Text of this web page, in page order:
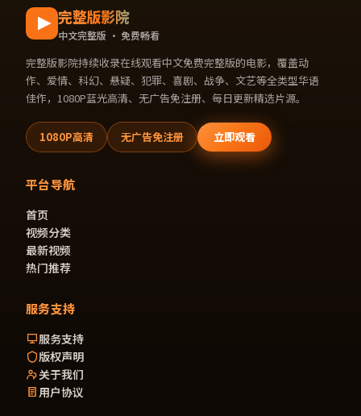
完整版影院
中文完整版 · 免费畅看
完整版影院持续收录在线观看中文免费完整版的电影，覆盖动
作、爱情、科幻、悬疑、犯罪、喜剧、战争、文艺等全类型华语
佳作，1080P蓝光高清、无广告免注册、每日更新精选片源。
1080P高清 无广告免注册 立即观看
平台导航
首页
视频分类
最新视频
热门推荐
服务支持
服务支持
版权声明
关于我们
用户协议